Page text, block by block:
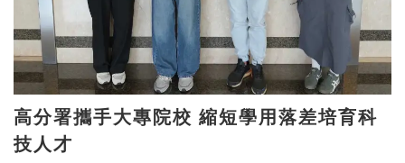
高分署攜手大專院校 縮短學用落差培育科
技人才